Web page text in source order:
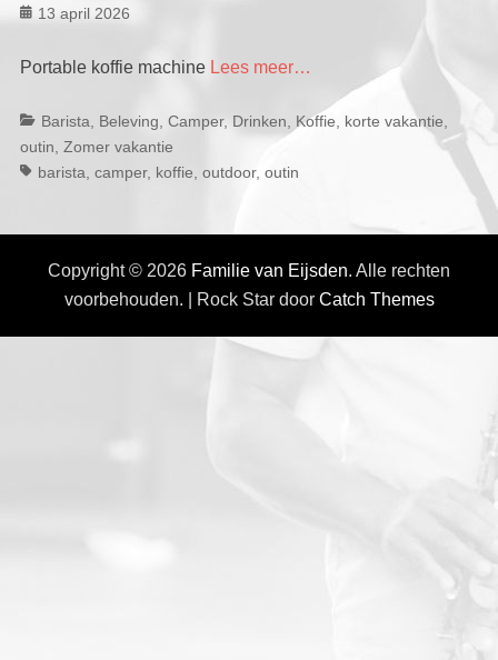
Geplaatst
13 april 2026
Portable koffie machine Lees meer…
Categorieën
Barista Beleving Camper, Drinken Koffie korte vakantie
outin Zomer vakantie
barista camper, koffie outdoor, outin
Copyright © 2026 Familie van Eijsden. Alle rechten
voorbehouden. | Rock Star door Catch Themes